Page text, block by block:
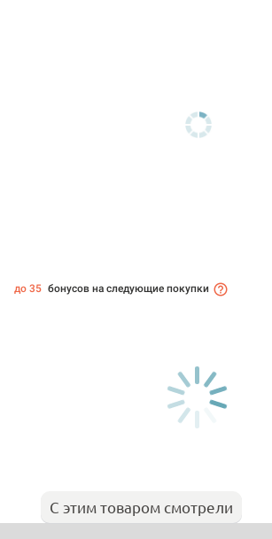
до 35 бонусов на следующие покупки
С этим товаром смотрели